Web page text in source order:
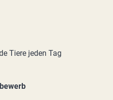
Tiere jeden Tag